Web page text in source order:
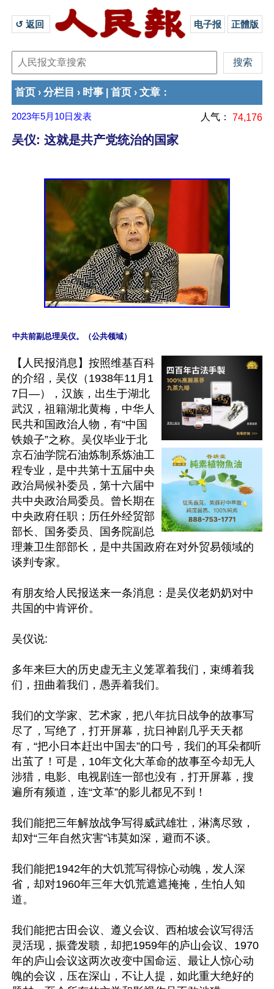
↺ 返回 电子报 正體版
首页 › 分栏目 › 时事 首页 › 文章 ：
2023年5月10日 发表 人气： 74,176
吴仪: 这就是共产党统治的国家
中共前副总理吴仪。（公共领域）
【人民报消息】按照维基百科
的介绍，吴仪（1938年11月1
7日—），汉族，出生于湖北
武汉，祖籍湖北黄梅，中华人
民共和国政治人物，有“中国
铁娘子”之称。吴仪毕业于北
京石油学院石油炼制系炼油工
程专业，是中共第十五届中央
政治局候补委员，第十六届中
共中央政治局委员。曾长期在
中央政府任职；历任外经贸部
部长、国务委员、国务院副总
理兼卫生部部长，是中共国政府在对外贸易领域的
谈判专家。
有朋友给人民报送来一条消息：是吴仪老奶奶对中
共国的中肯评价。
吴仪说:
多年来巨大的历史虚无主义笼罩着我们，束缚着我
们，扭曲着我们，愚弄着我们。
我们的文学家、艺术家，把八年抗日战争的故事写
尽了，写绝了，打开屏幕，抗日神剧几乎天天都
有，“把小日本赶出中国去”的口号，我们的耳朵都听
出茧了！可是，10年文化大革命的故事至今却无人
涉猎，电影、电视剧连一部也没有，打开屏幕，搜
遍所有频道，连“文革”的影儿都见不到！
我们能把三年解放战争写得威武雄壮，淋漓尽致，
却对“三年自然灾害”讳莫如深，避而不谈。
我们能把1942年的大饥荒写得惊心动魄，发人深
省，却对1960年三年大饥荒遮遮掩掩，生怕人知
道。
我们能把古田会议、遵义会议、西柏坡会议写得活
灵活现，振聋发聩，却把1959年的庐山会议、1970
年的庐山会议这两次改变中国命运、最让人惊心动
魄的会议，压在深山，不让人提，如此重大绝好的